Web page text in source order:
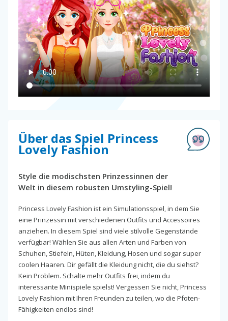
Über das Spiel Princess
Lovely Fashion
Style die modischsten Prinzessinnen der
Welt in diesem robusten Umstyling-Spiel!
Princess Lovely Fashion ist ein Simulationsspiel, in dem Sie
eine Prinzessin mit verschiedenen Outfits und Accessoires
anziehen. In diesem Spiel sind viele stilvolle Gegenstände
verfügbar! Wählen Sie aus allen Arten und Farben von
Schuhen, Stiefeln, Hüten, Kleidung, Hosen und sogar super
coolen Haaren. Dir gefällt die Kleidung nicht, die du siehst?
Kein Problem. Schalte mehr Outfits frei, indem du
interessante Minispiele spielst! Vergessen Sie nicht, Princess
Lovely Fashion mit Ihren Freunden zu teilen, wo die Pfoten-
Fähigkeiten endlos sind!